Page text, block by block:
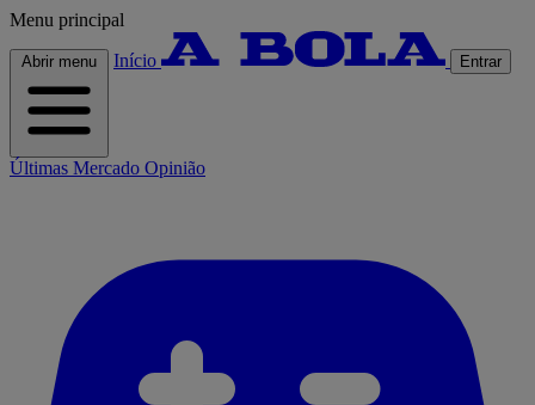
Menu principal
Abrir menu Início Entrar
Últimas Mercado Opinião